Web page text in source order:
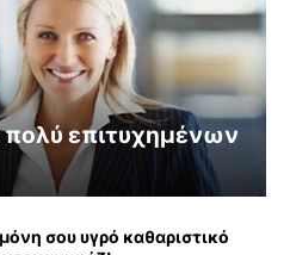
πολύ επιτυχημένων
σου υγρό καθαριστικό